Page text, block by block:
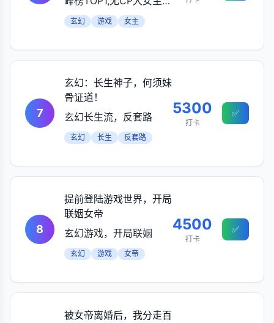
仇玄幻 游戏 女主
7
玄幻：长生神子，何须妹
骨证道！
玄幻长生流，反套路
玄幻 长生 反套路
5300
打卡
✅
8
提前登陆游戏世界，开局
联姻女帝
玄幻游戏，开局联姻
玄幻 游戏 女帝
4500
打卡
✅
被女帝离婚后，我分走百